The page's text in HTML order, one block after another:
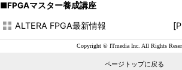
■FPGAマスター養成講座
ALTERA FPGA最新情報
Copyright © ITmedia Inc. All Rights
ページトップに戻る